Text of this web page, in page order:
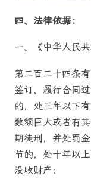
四、法律依据：
一、《中华人民共
第二百二十四条
签订、履行合同
的，处三年以下
数额巨大或者有
期徒刑，并处罚
节的，处十年以
没收财产：